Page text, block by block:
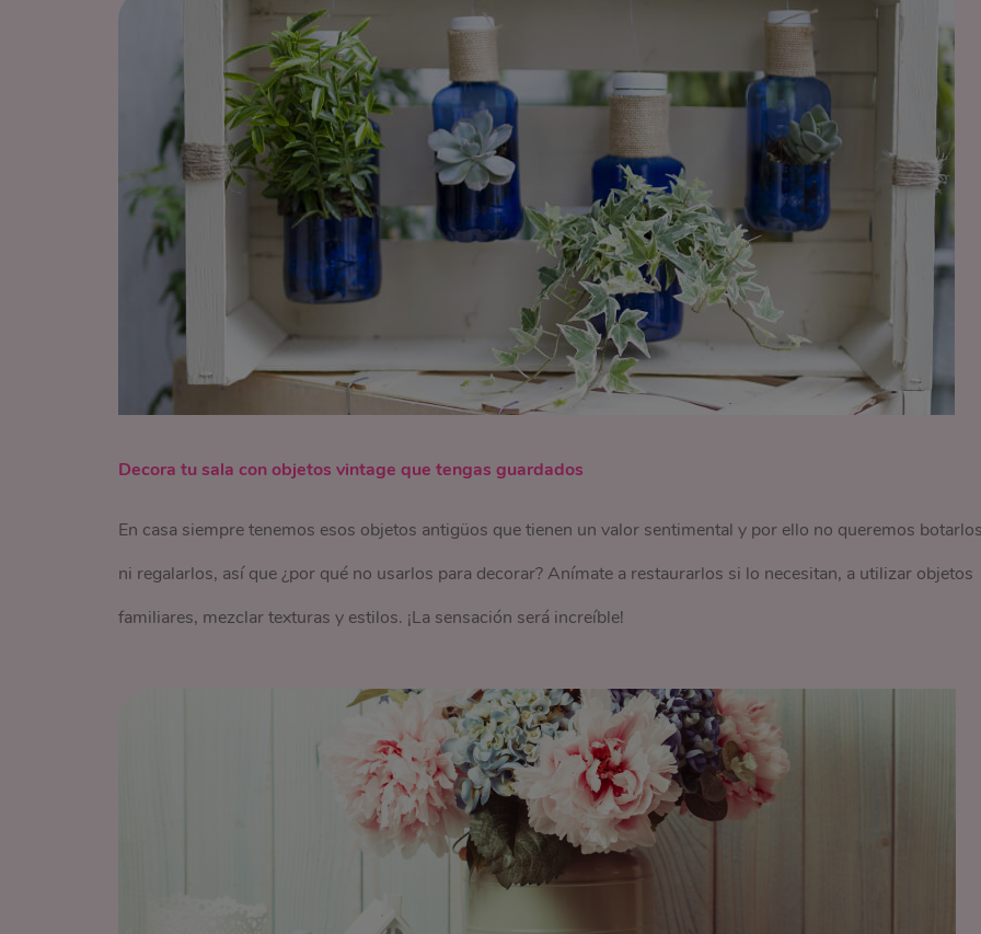
Decora tu sala con objetos vintage que tengas guardados
En casa siempre tenemos esos objetos antigüos que tienen un valor sentimental y por ello no queremos
ni regalarlos, así que ¿por qué no usarlos para decorar? Anímate a restaurarlos si lo necesitan, a utilizar objetos
familiares, mezclar texturas y estilos. ¡La sensación será increíble!